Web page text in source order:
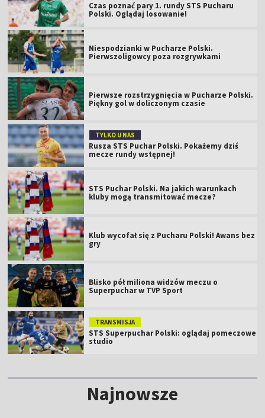
Czas poznać pary 1. rundy STS Pucharu
Polski. Oglądaj losowanie!
Niespodzianki w Pucharze Polski.
Pierwszoligowcy poza rozgrywkami
Pierwsze rozstrzygnięcia w Pucharze Polski.
Piękny gol w doliczonym czasie
TYLKO U NAS
Rusza STS Puchar Polski. Pokażemy dziś
mecze rundy wstępnej!
STS Puchar Polski. Na jakich warunkach
kluby mogą transmitować mecze?
Klub wycofał się z Pucharu Polski! Awans bez
gry
Blisko pół miliona widzów meczu o
Superpuchar w TVP Sport
TRANSMISJA
STS Superpuchar Polski: oglądaj pomeczowe
studio
Najnowsze